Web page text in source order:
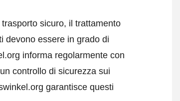
sicuro, il trattamento
devono essere in grado di
informa regolarmente con
controllo di sicurezza sui
garantisce questi